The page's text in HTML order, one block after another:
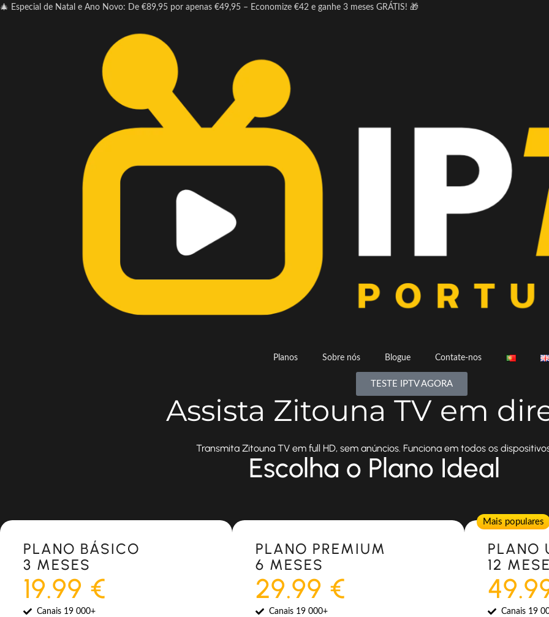
🎄 Especial de Natal e Ano Novo: De €89,95 por apenas €49,95 – Economize €42 e ganhe 3 meses GRÁTIS! 🎁
Planos Sobre nós Blogue Contate-nos
TESTE IPTV AGORA
Assista Zitouna TV em
Transmita Zitouna TV em full HD, sem anúncios. Funciona em todos os
Escolha o Plano Ideal
Most Popular
PLANO BÁSICO
3 MESES
19.99 €
Canais 19 000+
Most Popular
PLANO PREMIUM
6 MESES
29.99 €
Canais 19 000+
Mais populares
PLANO
12
Canais 19